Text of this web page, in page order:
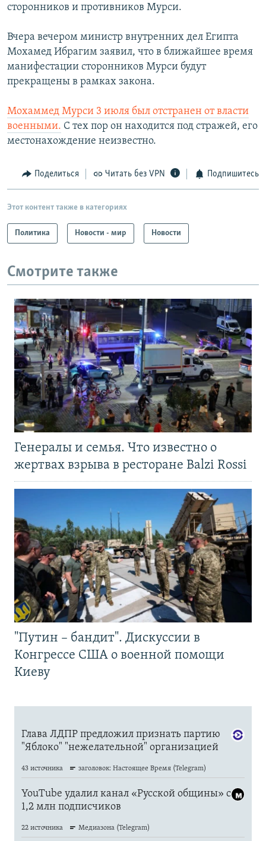
сторонников и противников Мурси.
Вчера вечером министр внутренних дел Египта
Мохамед Ибрагим заявил, что в ближайшее время
манифестации сторонников Мурси будут
прекращены в рамках закона.
Мохаммед Мурси 3 июля был отстранен от власти
военными. С тех пор он находится под стражей, его
местонахождение неизвестно.
Поделиться Читать без VPN Подпишитесь
Этот контент также в категориях
Политика Новости - мир Новости
Смотрите также
Генералы и семья. Что известно о
жертвах взрыва в ресторане Balzi Rossi
"Путин – бандит". Дискуссии в
Конгрессе США о военной помощи
Киеву